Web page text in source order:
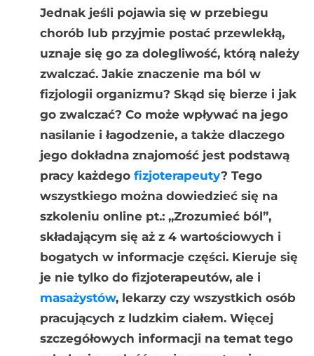
Jednak jeśli pojawia się w przebiegu
chorób lub przyjmie postać przewlekłą,
uznaje się go za dolegliwość, którą należy
zwalczać. Jakie znaczenie ma ból w
fizjologii organizmu? Skąd się bierze i jak
go zwalczać? Co może wpływać na jego
nasilanie i łagodzenie, a także dlaczego
jego dokładna znajomość jest podstawą
pracy każdego fizjoterapeuty? Tego
wszystkiego można dowiedzieć się na
szkoleniu online pt.: „Zrozumieć ból”,
składającym się aż z 4 wartościowych i
bogatych w informacje części. Kieruje się
je nie tylko do fizjoterapeutów, ale i
masażystów, lekarzy czy wszystkich osób
pracujących z ludzkim ciałem. Więcej
szczegółowych informacji na temat tego